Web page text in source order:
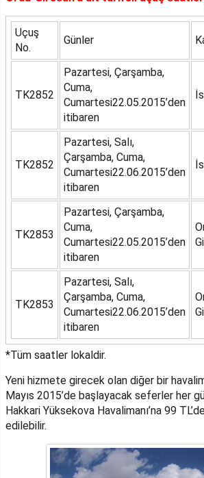
Uçuş
No.
Günler
TK2852
Pazartesi, Çarşamba,
Cuma,
Cumartesi22.05.2015’den
itibaren
TK2852
Pazartesi, Salı,
Çarşamba, Cuma,
Cumartesi22.06.2015’den
itibaren
TK2853
Pazartesi, Çarşamba,
Cuma,
Cumartesi22.05.2015’den
itibaren
TK2853
Pazartesi, Salı,
Çarşamba, Cuma,
Cumartesi22.06.2015’den
itibaren
*Tüm saatler lokaldir.
Yeni hizmete girecek olan diğer bir
Mayıs 2015’de başlayacak seferler her
Hakkari Yüksekova Havalimanı’na 99
edilebilir.